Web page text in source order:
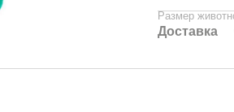
Размер
Доставка